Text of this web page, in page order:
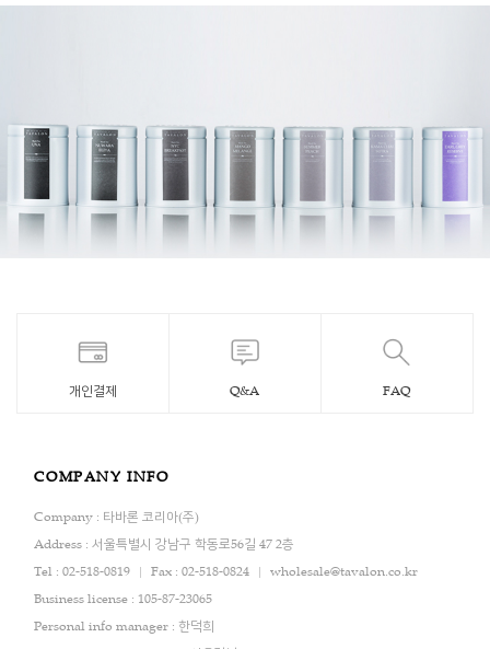
개인결제 Q&A FAQ
COMPANY INFO
Company : 타바론 코리아(주)
Address : 서울특별시 강남구 학동로56길 47 2층
Tel : 02-518-0819
Fax : 02-518-0824
wholesale@tavalon.co.kr
Business license : 105-87-23065
Personal info manager : 한덕희